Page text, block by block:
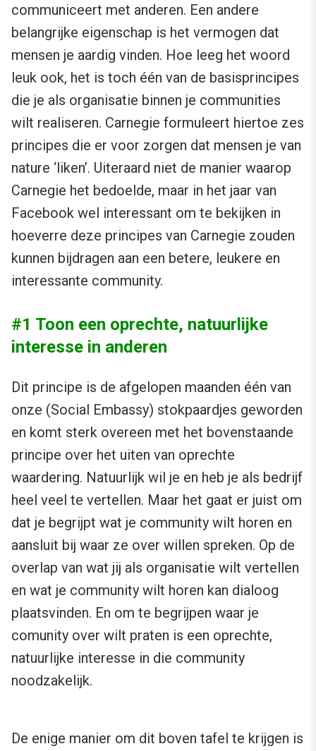
communiceert met anderen. Een andere
belangrijke eigenschap is het vermogen dat
mensen je aardig vinden. Hoe leeg het woord
leuk ook, het is toch één van de basisprincipes
die je als organisatie binnen je communities
wilt realiseren. Carnegie formuleert hiertoe zes
principes die er voor zorgen dat mensen je van
nature ‘liken’. Uiteraard niet de manier waarop
Carnegie het bedoelde, maar in het jaar van
Facebook wel interessant om te bekijken in
hoeverre deze principes van Carnegie zouden
kunnen bijdragen aan een betere, leukere en
interessante community.
#1 Toon een oprechte, natuurlijke
interesse in anderen
Dit principe is de afgelopen maanden één van
onze (Social Embassy) stokpaardjes geworden
en komt sterk overeen met het bovenstaande
principe over het uiten van oprechte
waardering. Natuurlijk wil je en heb je als bedrijf
heel veel te vertellen. Maar het gaat er juist om
dat je begrijpt wat je community wilt horen en
aansluit bij waar ze over willen spreken. Op de
overlap van wat jij als organisatie wilt vertellen
en wat je community wilt horen kan dialoog
plaatsvinden. En om te begrijpen waar je
comunity over wilt praten is een oprechte,
natuurlijke interesse in die community
noodzakelijk.
De enige manier om dit boven tafel te krijgen is